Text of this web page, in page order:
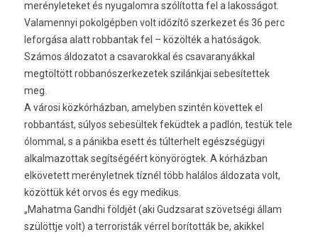
merényleteket és nyugalomra szólította fel a lakosságot.
Valamennyi pokolgépben volt időzítő szerkezet és 36 perc
leforgása alatt robbantak fel – közölték a hatóságok.
Számos áldozatot a csavarokkal és csavaranyákkal
megtöltött robbanószerkezetek szilánkjai sebesítettek
meg.
A városi közkórházban, amelyben szintén követtek el
robbantást, súlyos sebesültek feküdtek a padlón, testük tele
ólommal, s a pánikba esett és túlterhelt egészségügyi
alkalmazottak segítségéért könyörögtek. A kórházban
elkövetett merényletnek tíznél több halálos áldozata volt,
közöttük két orvos és egy medikus.
„Mahatma Gandhi földjét (aki Gudzsarat szövetségi állam
szülöttje volt) a terroristák vérrel borították be, akikkel